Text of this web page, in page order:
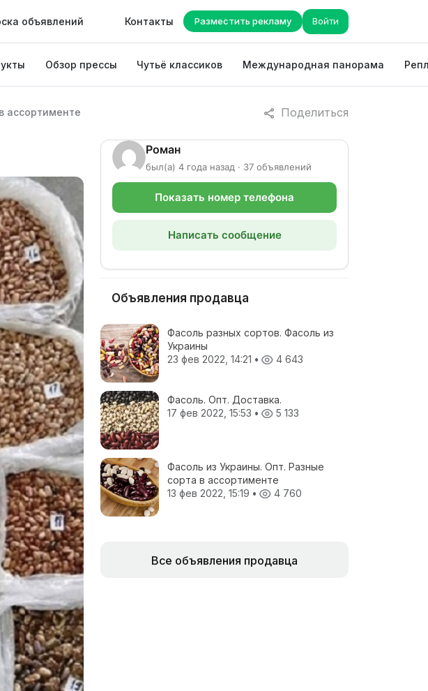
объявлений Контакты Разместить рекламу Войти
Обзор прессы Чутьё классиков Международная панорама
Поделиться
ассортименте
Роман
был(а) 4 года назад · 37 объявлений
Показать номер телефона
Написать сообщение
Объявления продавца
Фасоль разных сортов. Фасоль из
Украины
23 фев 2022, 14:21 • 4 643
Фасоль. Опт. Доставка.
17 фев 2022, 15:53 • 5 133
Фасоль из Украины. Опт. Разные
сорта в ассортименте
13 фев 2022, 15:19 • 4 760
Все объявления продавца